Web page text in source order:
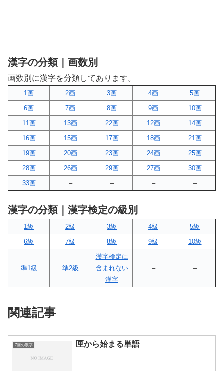
漢字の分類｜画数別
画数別に漢字を分類してあります。
1画 2画 3画 4画
5画
6画
7画 8画 9画
10画
11画
13画 22画 12画
14画
16画
15画 17画 18画
21画
19画
20画 23画 24画
25画
28画
26画 29画 27画
30画
33画
– – – –
漢字の分類｜漢字検定の級別
1級 2級 3級 4級
5級
6級
7級 8級 9級 10級
準1級 準2級
漢字検定に
含まれない
漢字
– –
関連記事
7画の漢字 匣から始まる単語